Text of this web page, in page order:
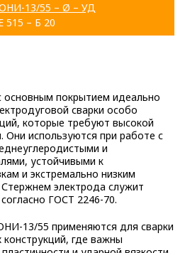
13/55 – Ø – УД
515 – Б 20
покрытием идеально
сварки особо
которые требуют высокой
Они используются при работе с
и
устойчивыми к
и экстремально низким
электрода служит
ГОСТ 2246-70.
13/55 применяются для сварки
где важны